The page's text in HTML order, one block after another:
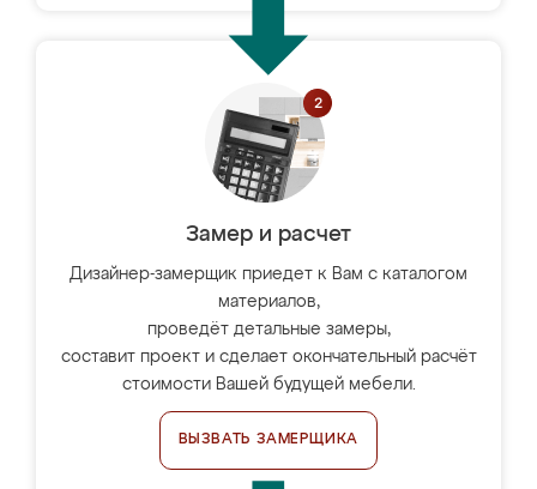
Замер и расчет
Дизайнер-замерщик приедет к Вам с каталогом
материалов,
проведёт детальные замеры,
составит проект и сделает окончательный расчёт
стоимости Вашей будущей мебели.
ВЫЗВАТЬ ЗАМЕРЩИКА